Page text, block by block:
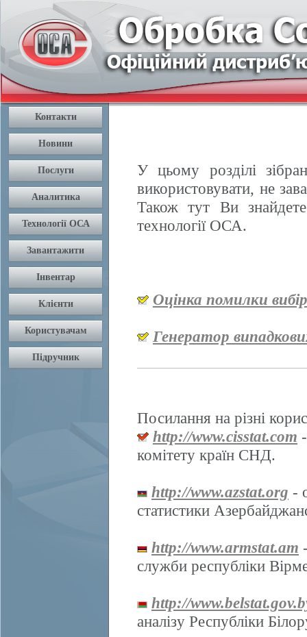
У цьому розділі
використовувати, не
Також тут Ви
технології ОСА.
Оцінка помилки
Генератор
Посилання на різні
http://www.cisstat.com
комітету країн СНД.
http://www.azstat.org -
статистики
http://www.armstat.am
служби республіки
http://
аналізу Республіки